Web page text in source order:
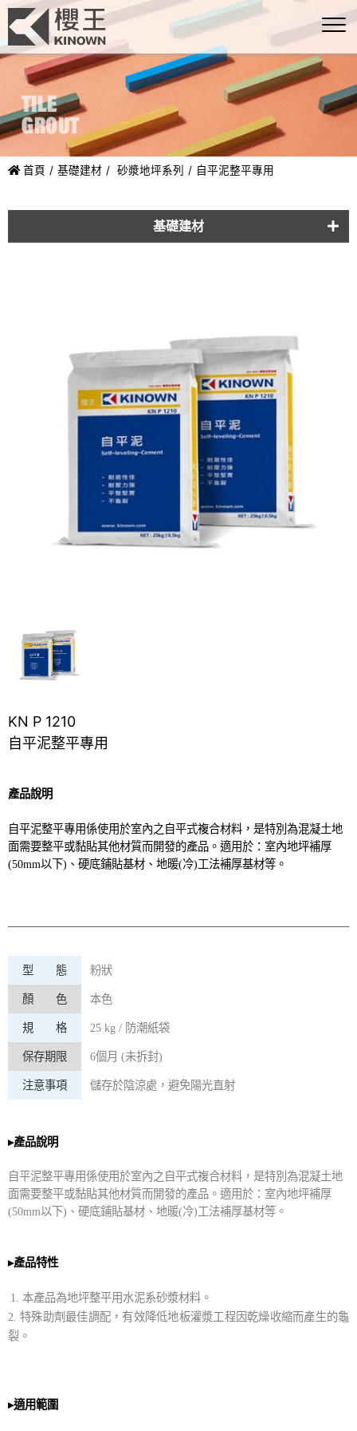
首頁 基礎建材 砂漿地坪系列 自平泥整平專用
基礎建材
砂漿地坪系列
抿洗石子系列
我想成為櫻王代理商
KN P 1210
自平泥整平專用
產品說明
自平泥整平專用係使用於室內之自平式複合材料，是特別為混凝土地
面需要整平或黏貼其他材質而開發的產品。適用於：室內地坪補厚
(50mm以下) 、硬底鋪貼基材、地暖(冷)工法補厚基材等。
型 態 粉狀
顏 色 本色
規 格 25 kg / 防潮紙袋
保存期限 6個月 (未拆封)
注意事項 儲存於陰涼處，避免陽光直射
▸產品說明
自平泥整平專用係使用於室內之自平式複合材料，是特別為混凝土地
面需要整平或黏貼其他材質而開發的產品。適用於：室內地坪補厚
(50mm以下) 、硬底鋪貼基材、地暖(冷)工法補厚基材等。
▸產品特性
1. 本產品為地坪整平用水泥系砂漿材料。
2.特殊助劑最佳調配，有效降低地板灌漿工程因乾燥收縮而產生的龜
裂。
▸適用範圍